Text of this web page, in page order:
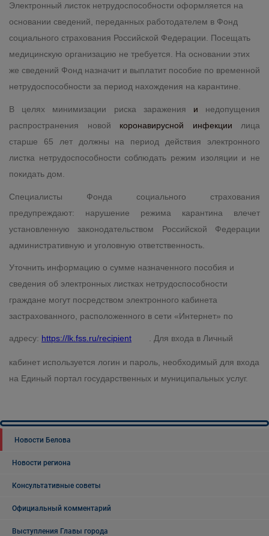
Электронный листок нетрудоспособности оформляется на
основании сведений, переданных работодателем в Фонд
социального страхования Российской Федерации. Посещать
медицинскую организацию не требуется. На основании этих
же сведений Фонд назначит и выплатит пособие по временной
нетрудоспособности за период нахождения на карантине.
В целях минимизации риска заражения и недопущения
распространения новой коронавирусной инфекции лица
старше 65 лет должны на период действия электронного
листка нетрудоспособности соблюдать режим изоляции и не
покидать дом.
Специалисты Фонда социального страхования
предупреждают: нарушение режима карантина влечет
установленную законодательством Российской Федерации
административную и уголовную ответственность.
Уточнить информацию о сумме назначенного пособия и
сведения об электронных листках нетрудоспособности
граждане могут посредством электронного кабинета
застрахованного, расположенного в сети «Интернет» по
адресу: https://lk.fss.ru/recipient . Для входа в Личный
кабинет используется логин и пароль, необходимый для входа
на Единый портал государственных и муниципальных услуг.
Новости Белова
Новости региона
Консультативные советы
Официальный комментарий
Выступления Главы города